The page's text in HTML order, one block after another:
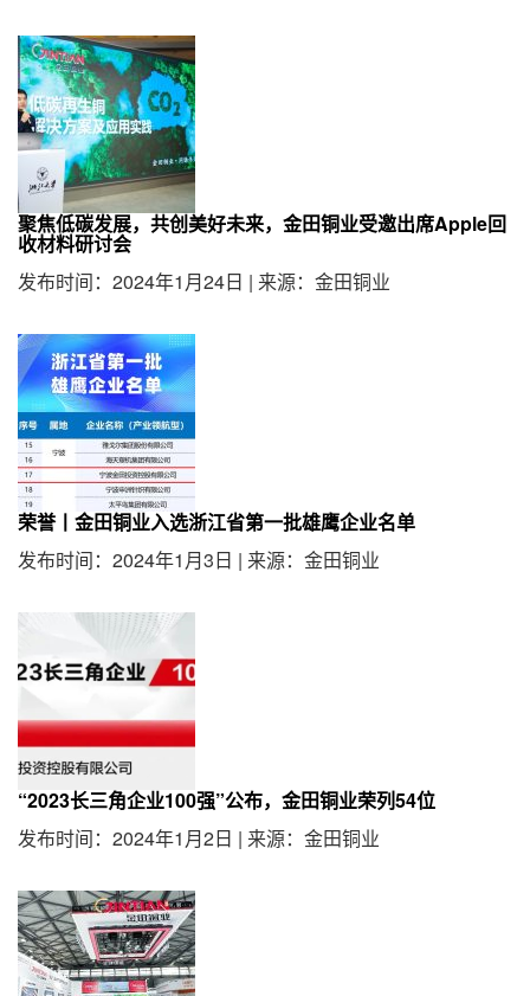
聚焦低碳发展，共创美好未来，金田铜业受邀出席Apple回
收材料研讨会
发布时间：2024年1月24日 | 来源：金田铜业
荣誉丨金田铜业入选浙江省第一批雄鹰企业名单
发布时间：2024年1月3日 | 来源：金田铜业
“2023长三角企业100强”公布，金田铜业荣列54位
发布时间：2024年1月2日 | 来源：金田铜业